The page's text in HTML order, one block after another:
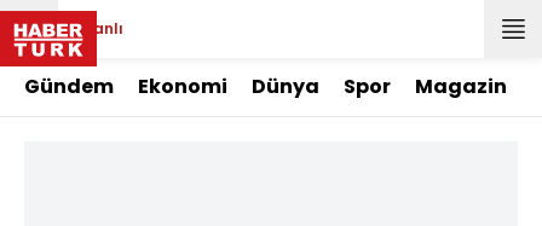
Canlı
Gündem Ekonomi Dünya Spor Magazin